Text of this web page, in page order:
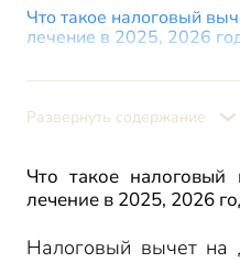
Что такое налоговый
лечение в 2025, 2026
Перечень
налогового вычета
Где посмотреть
Медуслуги, оказанные в
Развернуть содержание
Что такое налоговый
лечение в 2025, 2026
Налоговый вычет на